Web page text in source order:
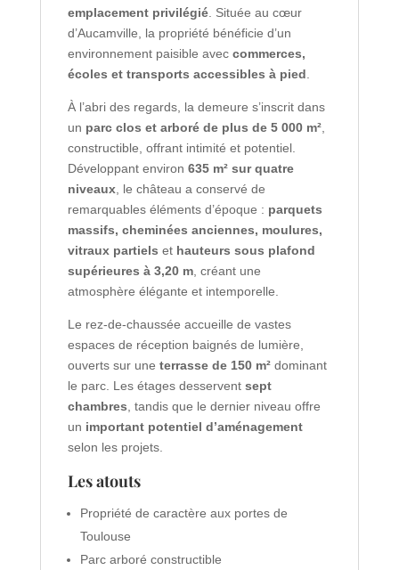
emplacement privilégié. Située au cœur
d’Aucamville, la propriété bénéficie d’un
environnement paisible avec commerces,
écoles et transports accessibles à pied
À l’abri des regards, la demeure s’inscrit dans
un parc clos et arboré de plus de 5 000 m²,
constructible, offrant intimité et potentiel.
Développant environ 635 m² sur quatre
niveaux, le château a conservé de
remarquables éléments d’époque : parquets
massifs, cheminées anciennes, moulures,
vitraux partiels et hauteurs sous plafond
supérieures à 3,20 m, créant une
atmosphère élégante et intemporelle.
Le rez-de-chaussée accueille de vastes
espaces de réception baignés de lumière,
ouverts sur une terrasse de 150 m²dominant
le parc. Les étages desservent sept
chambres , tandis que le dernier niveau offre
un important potentiel d’aménagement
selon les projets.
Les atouts
Propriété de caractère aux portes de
Toulouse
Parc arboré constructible